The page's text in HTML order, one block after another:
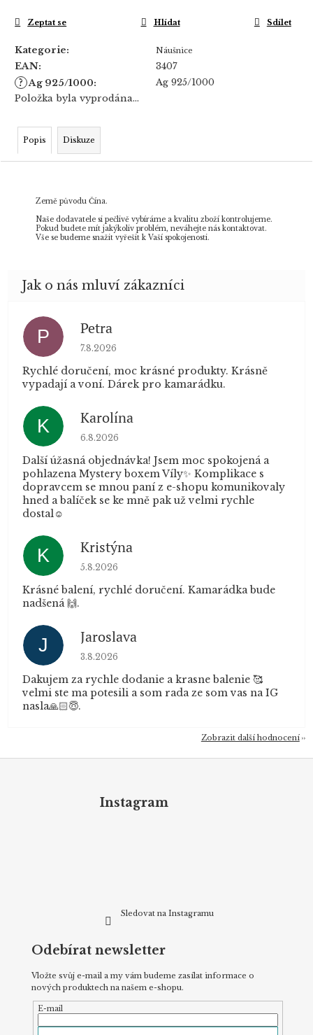
Kategorie: Náušnice
EAN: 3407
? Ag 925/1000:
Ag 925/1000
Položka byla vyprodána…
Zeptat se Hlídat Sdílet
Popis Diskuze
Země původu Čína.
Naše dodavatele si pečlivě vybíráme a kvalitu zboží kontrolujeme.
Pokud budete mít jakýkoliv problém, neváhejte nás kontaktovat.
Vše se budeme snažit vyřešit k Vaší spokojenosti.
P Petra
Hodnocení obchodu je 5 z 5 hvězdiček.
7.8.2026
Rychlé doručení, moc krásné produkty. Krásně
vypadají a voní. Dárek pro kamarádku.
K Karolína
Hodnocení obchodu je 5 z 5 hvězdiček.
6.8.2026
Další úžasná objednávka! Jsem moc spokojená a
pohlazena Mystery boxem Víly✨ Komplikace s
dopravcem se mnou paní z e-shopu komunikovaly
hned a balíček se ke mně pak už velmi rychle
dostal☺️
K Kristýna
Hodnocení obchodu je 5 z 5 hvězdiček.
5.8.2026
Krásné balení, rychlé doručení. Kamarádka bude
nadšená 🙌.
J Jaroslava
Hodnocení obchodu je 5 z 5 hvězdiček.
3.8.2026
Dakujem za rychle dodanie a krasne balenie 🥰
velmi ste ma potesili a som rada ze som vas na IG
nasla🙏🏻😇.
Zobrazit další hodnocení
Instagram
Sledovat na Instagramu
Odebírat newsletter
Vložte svůj e-mail a my vám budeme zasílat informace o
nových produktech na našem e-shopu.
E-mail